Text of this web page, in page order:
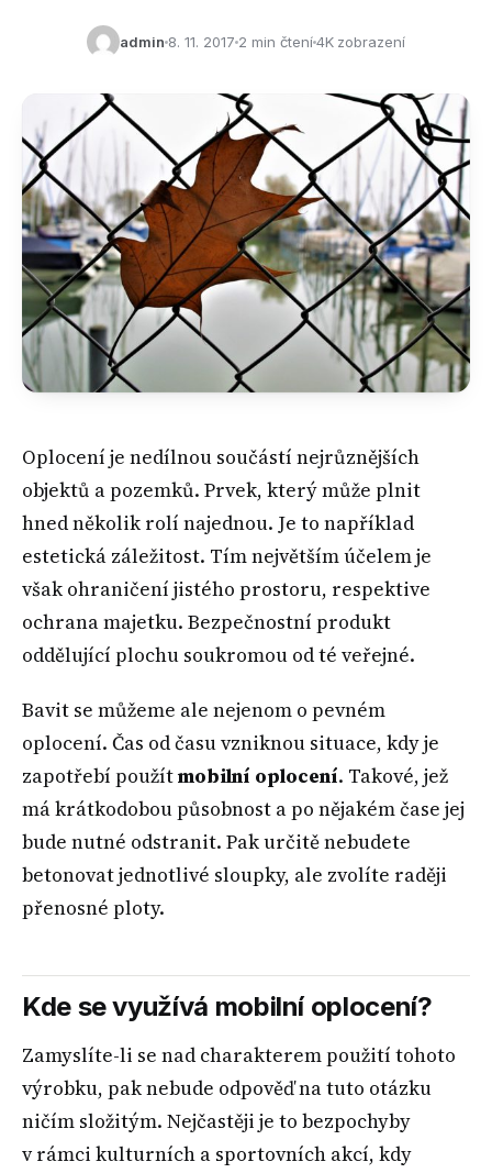
admin 8. 11. 2017 2 min čtení4K zobrazení
Oplocení je nedílnou součástí nejrůznějších
objektů a pozemků. Prvek, který může plnit
hned několik rolí najednou. Je to například
estetická záležitost. Tím největším účelem je
však ohraničení jistého prostoru, respektive
ochrana majetku. Bezpečnostní produkt
oddělující plochu soukromou od té veřejné.
Bavit se můžeme ale nejenom o pevném
oplocení. Čas od času vzniknou situace, kdy je
zapotřebí použítmobilní oplocení. Takové, jež
má krátkodobou působnost a po nějakém čase jej
bude nutné odstranit. Pak určitě nebudete
betonovat jednotlivé sloupky, ale zvolíte raději
přenosné ploty.
Kde se využívá mobilní oplocení?
Zamyslíte-li se nad charakterem použití tohoto
výrobku, pak nebude odpověď na tuto otázku
ničím složitým. Nejčastěji je to bezpochyby
v rámci kulturních a sportovních akcí, kdy